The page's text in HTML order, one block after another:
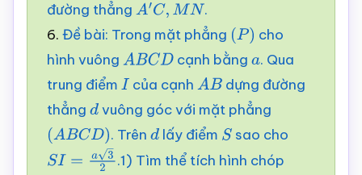
đường thẳng A′C,MN
.
6. Đề bài: Trong mặt phẳng (P) cho
hình vuông ABCD cạnh bằnga. Qua
trung điểm I của cạnhAB dựng đường
thẳng dvuông góc với mặt phẳng
(ABCD) . Trên dlấy điểm Ssao cho
SI= a3 2
.1) Tìm thể tích hình chóp